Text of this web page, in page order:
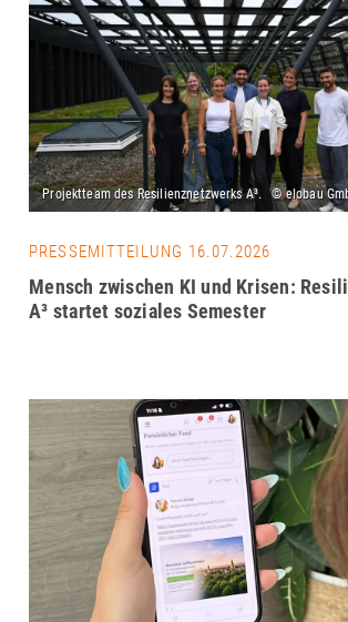
PRESSEMITTEILUNG 16.07.2026
Mensch zwischen KI und Krisen:
A³ startet soziales Semester